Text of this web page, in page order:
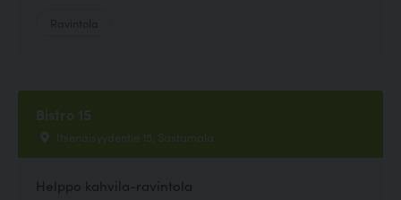
Bistro 15
Itsenäisyydentie 15, Sastamala
Helppo kahvila-ravintola